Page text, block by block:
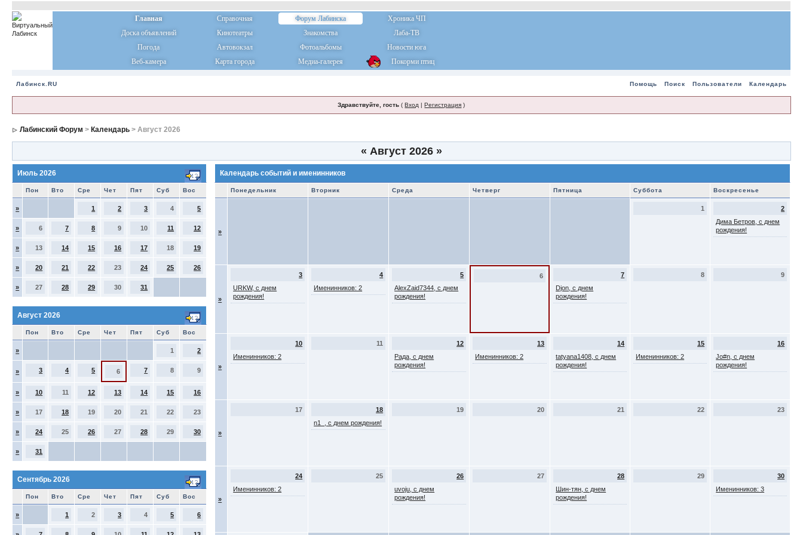
Главная Справочная Форум Лабинска
Хроника ЧП
Доска объявлений
Кинотеатры Знакомства
Лаба-ТВ
Погода
Автовокзал Фотоальбомы
Новости юга
Веб-камера
Карта города Медиа-галерея Покорми птиц
Лабинск.RU Помощь Поиск Пользователи Календарь
Здравствуйте, гость (Вход |Регистрация )
Лабинский Форум > Календарь > Август 2026
« Август 2026 »
Июль 2026
Пон Вто Сре Чет Пят Суб Вос
» 1 2 3 4 5
» 6 7 8 9 10 11 12
» 13 14 15 16 17 18 19
» 20 21 22 23 24 25 26
» 27 28 29 30 31
Август 2026
Пон Вто Сре Чет Пят Суб Вос
» 1 2
» 3 4 5 6 7 8 9
» 10 11 12 13 14 15 16
» 17 18 19 20 21 22 23
» 24 25 26 27 28 29 30
» 31
Сентябрь 2026
Пон Вто Сре Чет Пят Суб Вос
» 1 2 3 4 5 6
Календарь событий и именинников
Понедельник Вторник Среда Четверг Пятница Суббота Воскресенье
»
1
2
Дима Бетров, с днем
рождения!
»
3
URKW, с днем
рождения!
4
Именинников: 2
5
AlexZaid7344, с днем
рождения!
6
7
Djon, с днем
рождения!
8 9
»
10
Именинников: 2
11
12
Рада, с днем
рождения!
13
Именинников: 2
14
tatyana1408, с днем
рождения!
15
Именинников: 2
16
Jo#n, с днем
рождения!
»
17
18
n1_, с днем рождения!
19 20 21 22 23
»
24
Именинников: 2
25
26
uvoju, с днем
рождения!
27
28
Шин-тян, с днем
рождения!
29
30
Именинников: 3